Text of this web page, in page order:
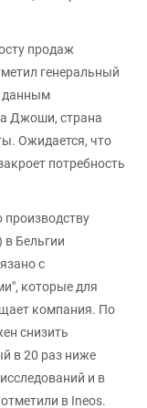
продаж
генеральный
данным
Джоши, страна
Ожидается, что
потребность
производству
Бельгии
с
которые для
компания. По
снизить
в 20 раз ниже
и в
в Ineos.